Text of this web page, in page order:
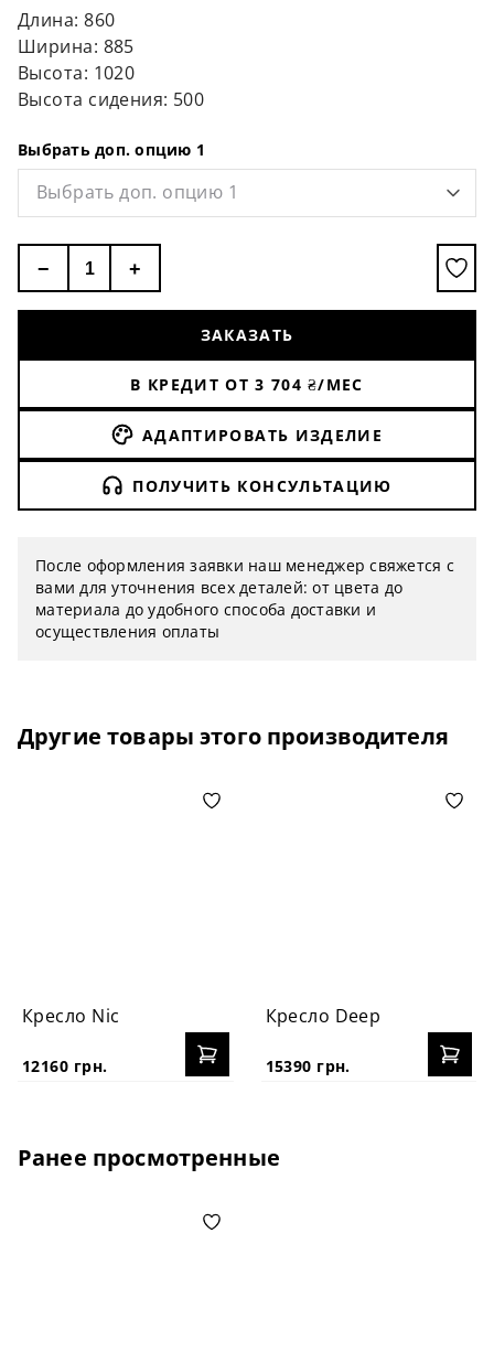
Материал: ткань, экокожа
Цвет: черный (экокожа), серый (экокожа),
зеленый (экокожа), темно-коричневый (экокожа),
бежевый (экокожа), карамель (экокожа), серый
(ткань), черный (ткань)
Длина: 860
Ширина: 885
Высота: 1020
Высота сидения: 500
Выбрать доп. опцию 1
Выбрать доп. опцию 1
− +
ЗАКАЗАТЬ
В КРЕДИТ ОТ 3 704 ₴/МЕС
АДАПТИРОВАТЬ ИЗДЕЛИЕ
ПОЛУЧИТЬ КОНСУЛЬТАЦИЮ
После оформления заявки наш менеджер свяжется с
вами для уточнения всех деталей: от цвета до
материала до удобного способа доставки и
осуществления оплаты
Другие товары этого производителя
Кресло Nic
12160 грн.
Кресло Deep
15390 грн.
Ранее просмотренные